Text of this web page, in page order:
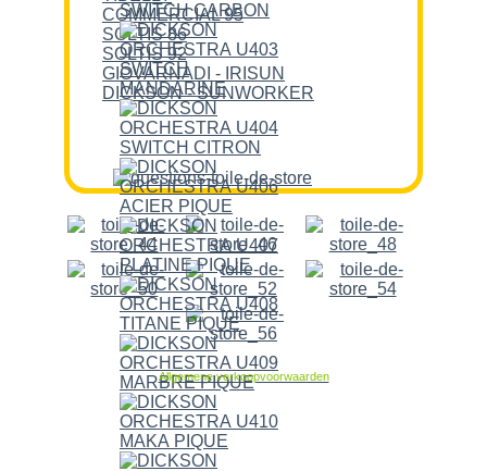
COMMERCIAL 95
SOLTIS 86
SOLTIS 92
GIOVARNADI - IRISUN
DICKSON - SUNWORKER
Allgemene verkoopvoorwaarden